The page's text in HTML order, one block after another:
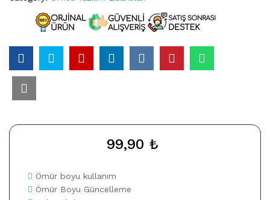
99,90 ₺
Ömür boyu kullanım
Ömür Boyu Güncelleme